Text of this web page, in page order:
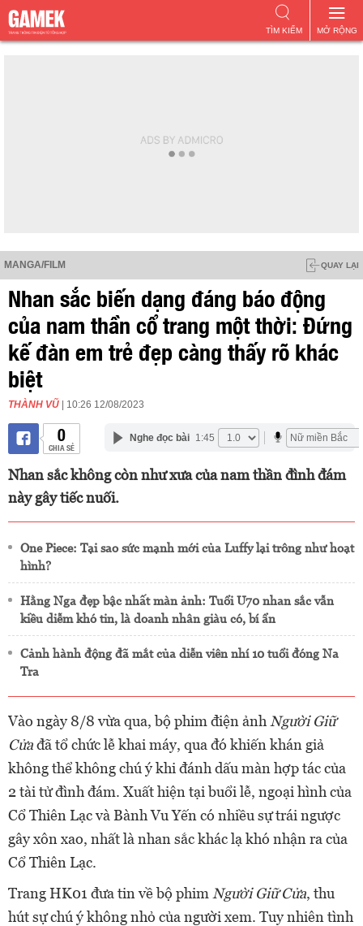
MỞ RỘNG
TÌM KIẾM
MANGA/FILM QUAY LẠI
Nhan sắc biến dạng đáng báo động
của nam thần cổ trang một thời: Đứng
kế đàn em trẻ đẹp càng thấy rõ khác
biệt
THÀNH VŨ | 10:26 12/08/2023
0
CHIA SẺ
Nghe đọc bài 1:45
Nhan sắc không còn như xưa của nam thần đình đám
này gây tiếc nuối.
One Piece: Tại sao sức mạnh mới của Luffy lại trông như hoạt
hình?
Hằng Nga đẹp bậc nhất màn ảnh: Tuổi U70 nhan sắc vẫn
kiều diễm khó tin, là doanh nhân giàu có, bí ẩn
Cảnh hành động đã mắt của diễn viên nhí 10 tuổi đóng Na
Tra
Vào ngày 8/8 vừa qua, bộ phim điện ảnh Người Giữ
Cửađã tổ chức lễ khai máy, qua đó khiến khán giả
không thể không chú ý khi đánh dấu màn hợp tác của
2 tài tử đình đám. Xuất hiện tại buổi lễ, ngoại hình của
Cổ Thiên Lạc và Bành Vu Yến có nhiều sự trái ngược
gây xôn xao, nhất là nhan sắc khác lạ khó nhận ra của
Cổ Thiên Lạc.
Trang HK01 đưa tin về bộ phim Người Giữ Cửa, thu
hút sự chú ý không nhỏ của người xem. Tuy nhiên tình